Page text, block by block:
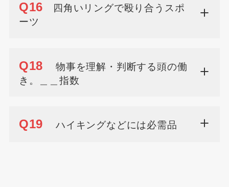
Q16 四角いリングで殴り合うスポ
ーツ
Q18
物事を理解・判断する頭の働
き。＿＿指数
Q19 ハイキングなどには必需品